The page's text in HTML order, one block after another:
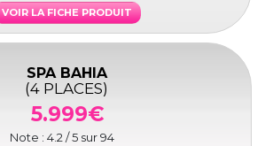
VOIR LA FICHE PRODUIT
SPA BAHIA
(4 PLACES)
5.999€
Note : 4.2 / 5 sur94